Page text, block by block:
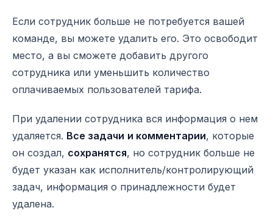
Если сотрудник больше не потребуется вашей
команде, вы можете удалить его. Это освободит
место, а вы сможете добавить другого
сотрудника или уменьшить количество
оплачиваемых пользователей тарифа.
При удалении сотрудника вся информация о нем
удаляется. Все задачи и комментарии, которые
он создал, сохранятся, но сотрудник больше не
будет указан как исполнитель/контролирующий
задач, информация о принадлежности будет
удалена.